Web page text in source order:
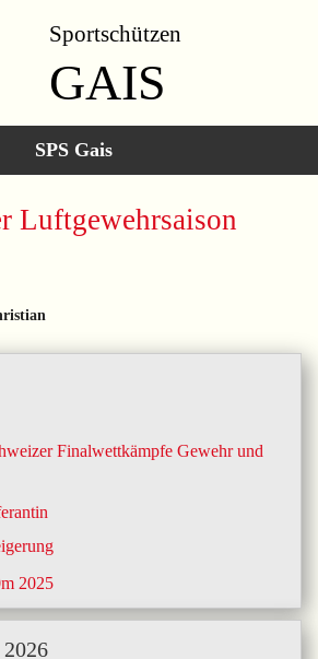
Sportschützen
GAIS
SPS Gais
Luftgewehrsaison
Finalwettkämpfe Gewehr und
2025
2026